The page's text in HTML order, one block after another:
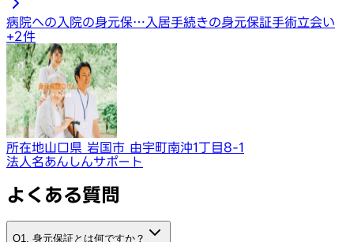
病院への入院の身元保… 入居手続きの身元保証手術立会い
+2件
所在地山口県 岩国市 由宇町南沖1丁目8-1
法人名あんしんサポート
よくある質問
Q1. 身元保証とは何ですか？